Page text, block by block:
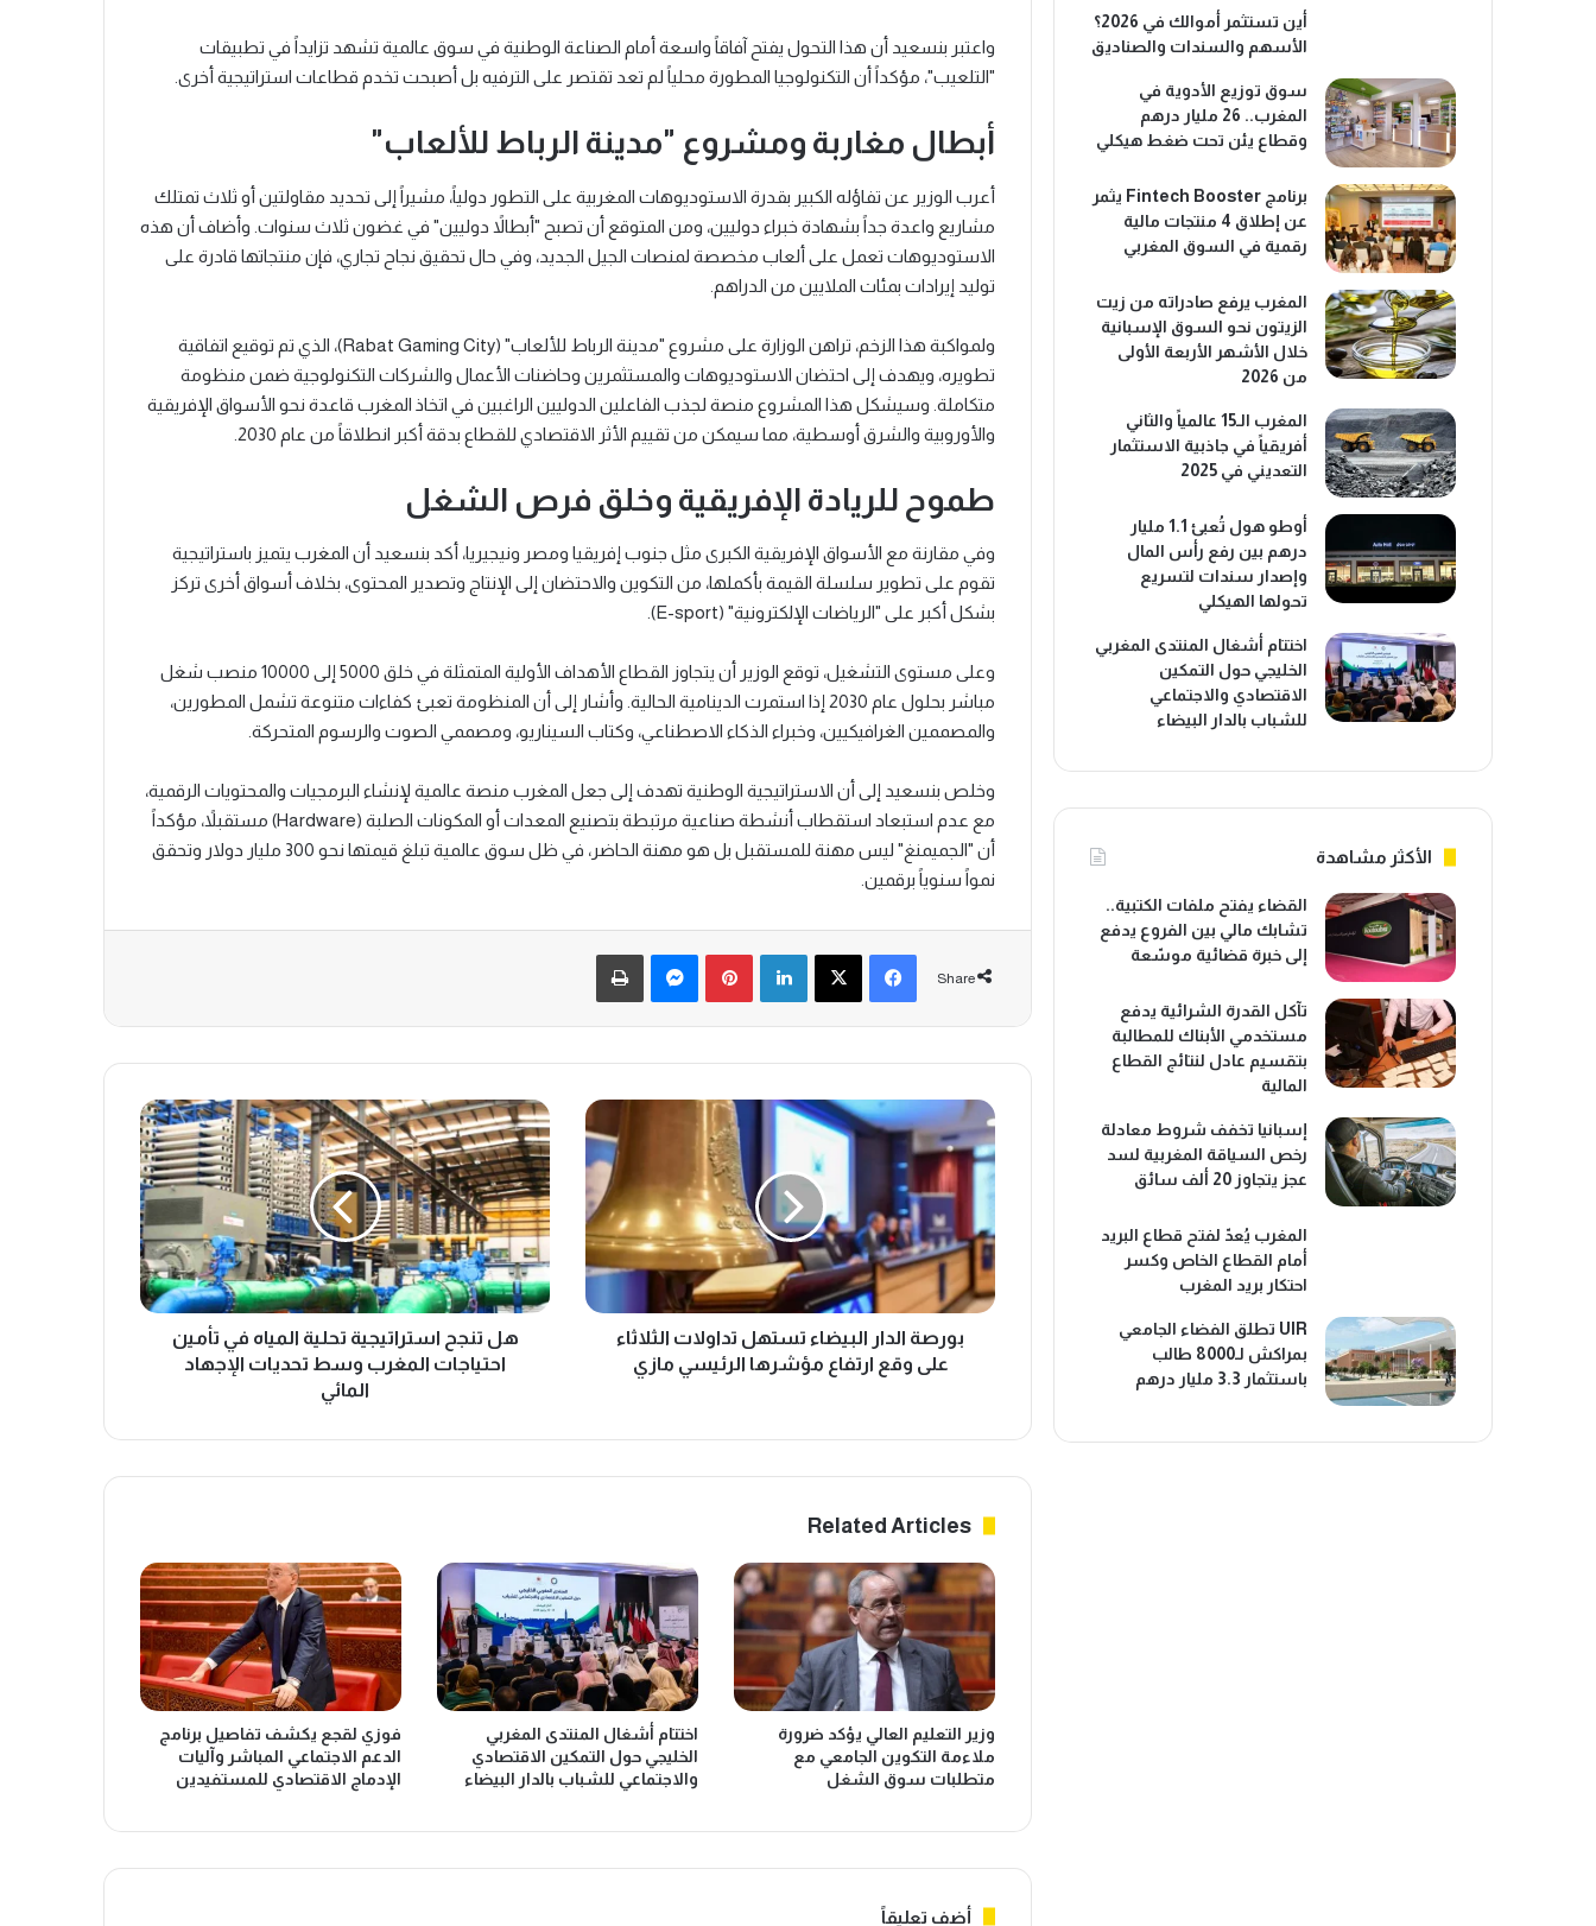
واعتبر بنسعيد أن هذا التحول يفتح آفاقاً واسعة أمام الصناعة الوطنية في سوق عالمية تشهد تزايداً في تطبيقات
"التلعيب"، مؤكداً أن التكنولوجيا المطورة محلياً لم تعد تقتصر على الترفيه بل أصبحت تخدم قطاعات استراتيجية أخرى.
أبطال مغاربة ومشروع "مدينة الرباط للألعاب"
أعرب الوزير عن تفاؤله الكبير بقدرة الاستوديوهات المغربية على التطور دولياً، مشيراً إلى تحديد مقاولتين أو ثلاث تمتلك
مشاريع واعدة جداً بشهادة خبراء دوليين، ومن المتوقع أن تصبح "أبطالاً دوليين" في غضون ثلاث سنوات. وأضاف أن هذه
الاستوديوهات تعمل على ألعاب مخصصة لمنصات الجيل الجديد، وفي حال تحقيق نجاح تجاري، فإن منتجاتها قادرة على
توليد إيرادات بمئات الملايين من الدراهم.
ولمواكبة هذا الزخم، تراهن الوزارة على مشروع "مدينة الرباط للألعاب" (Rabat Gaming City)، الذي تم توقيع اتفاقية
تطويره، ويهدف إلى احتضان الاستوديوهات والمستثمرين وحاضنات الأعمال والشركات التكنولوجية ضمن منظومة
متكاملة. وسيشكل هذا المشروع منصة لجذب الفاعلين الدوليين الراغبين في اتخاذ المغرب قاعدة نحو الأسواق الإفريقية
والأوروبية والشرق أوسطية، مما سيمكن من تقييم الأثر الاقتصادي للقطاع بدقة أكبر انطلاقاً من عام 2030.
طموح للريادة الإفريقية وخلق فرص الشغل
وفي مقارنة مع الأسواق الإفريقية الكبرى مثل جنوب إفريقيا ومصر ونيجيريا، أكد بنسعيد أن المغرب يتميز باستراتيجية
تقوم على تطوير سلسلة القيمة بأكملها، من التكوين والاحتضان إلى الإنتاج وتصدير المحتوى، بخلاف أسواق أخرى تركز
بشكل أكبر على "الرياضات الإلكترونية" (E-sport).
وعلى مستوى التشغيل، توقع الوزير أن يتجاوز القطاع الأهداف الأولية المتمثلة في خلق 5000 إلى 10000 منصب شغل
مباشر بحلول عام 2030 إذا استمرت الدينامية الحالية. وأشار إلى أن المنظومة تعبئ كفاءات متنوعة تشمل المطورين،
والمصممين الغرافيكيين، وخبراء الذكاء الاصطناعي، وكتاب السيناريو، ومصممي الصوت والرسوم المتحركة.
وخلص بنسعيد إلى أن الاستراتيجية الوطنية تهدف إلى جعل المغرب منصة عالمية لإنشاء البرمجيات والمحتويات الرقمية،
مع عدم استبعاد استقطاب أنشطة صناعية مرتبطة بتصنيع المعدات أو المكونات الصلبة (Hardware) مستقبلاً، مؤكداً
أن "الجميمنغ" ليس مهنة للمستقبل بل هو مهنة الحاضر، في ظل سوق عالمية تبلغ قيمتها نحو 300 مليار دولار وتحقق
نمواً سنوياً برقمين.
Share
Facebook
X
LinkedIn
ب
و
ر
ا
ل
د
ا
ي
ت
س
ت
ه
ل
د
و
ل
ا
ا
ل
بورصة الدار البيضاء تستهل تداولات الثلاثاء
على وقع ارتفاع مؤشرها الرئيسي مازي
ه
ل
ت
ن
ج
ح
ا
س
ج
ل
ي
ة
ا
ل
م
ي
ا
ه
ف
ت
هل تنجح استراتيجية تحلية المياه في تأمين
احتياجات المغرب وسط تحديات الإجهاد
المائي
Related Articles
وزير التعليم العالي يؤكد ضرورة
ملاءمة التكوين الجامعي مع
متطلبات سوق الشغل
اختتام أشغال المنتدى المغربي
الخليجي حول التمكين الاقتصادي
والاجتماعي للشباب بالدار البيضاء
فوزي لقجع يكشف تفاصيل برنامج
الدعم الاجتماعي المباشر وآليات
الإدماج الاقتصادي للمستفيدين
أضف تعليقاً
أين تستثمر أموالك في 2026؟
الأسهم والسندات والصناديق
سوق توزيع الأدوية في
المغرب.. 26 مليار درهم
وقطاع يئن تحت ضغط هيكلي
برنامج Fintech Booster يثمر
عن إطلاق 4 منتجات مالية
رقمية في السوق المغربي
المغرب يرفع صادراته من زيت
الزيتون نحو السوق الإسبانية
خلال الأشهر الأربعة الأولى
من 2026
المغرب الـ15 عالمياً والثاني
أفريقياً في جاذبية الاستثمار
التعديني في 2025
أوطو هول تُعبئ 1.1 مليار
درهم بين رفع رأس المال
وإصدار سندات لتسريع
تحولها الهيكلي
اختتام أشغال المنتدى المغربي
الخليجي حول التمكين
الاقتصادي والاجتماعي
للشباب بالدار البيضاء
الأكثر مشاهدة
القضاء يفتح ملفات الكتبية..
تشابك مالي بين الفروع يدفع
إلى خبرة قضائية موسّعة
تآكل القدرة الشرائية يدفع
مستخدمي الأبناك للمطالبة
بتقسيم عادل لنتائج القطاع
المالية
إسبانيا تخفف شروط معادلة
رخص السياقة المغربية لسد
عجز يتجاوز 20 ألف سائق
المغرب يُعدّ لفتح قطاع البريد
أمام القطاع الخاص وكسر
احتكار بريد المغرب
UIR تطلق الفضاء الجامعي
بمراكش لـ8000 طالب
باستثمار 3.3 مليار درهم